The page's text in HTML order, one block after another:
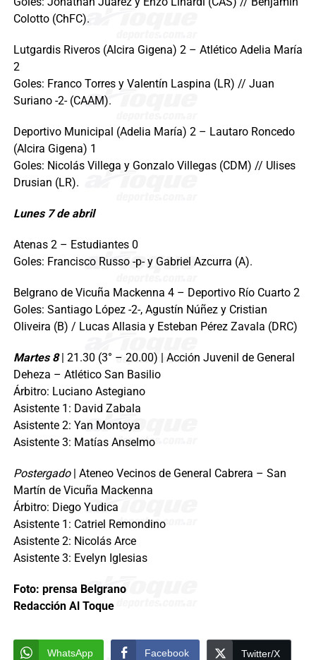
Colotto (ChFC).
Lutgardis Riveros (Alcira Gigena) 2 – Atlético Adelia María
2
Goles: Franco Torres y Valentín Laspina (LR) // Juan
Suriano -2- (CAAM).
Deportivo Municipal (Adelia María) 2 – Lautaro Roncedo
(Alcira Gigena) 1
Goles: Nicolás Villega y Gonzalo Villegas (CDM) // Ulises
Drusian (LR).
Lunes 7 de abril
Atenas 2 – Estudiantes 0
Goles: Francisco Russo -p- y Gabriel Azcurra (A).
Belgrano de Vicuña Mackenna 4 – Deportivo Río Cuarto 2
Goles: Santiago López -2-, Agustín Núñez y Cristian
Oliveira (B) / Lucas Allasia y Esteban Pérez Zavala (DRC)
Martes 8| 21.30 (3° – 20.00) | Acción Juvenil de General
Deheza – Atlético San Basilio
Árbitro: Luciano Astegiano
Asistente 1: David Zabala
Asistente 2: Yan Montoya
Asistente 3: Matías Anselmo
Postergado | Ateneo Vecinos de General Cabrera – San
Martín de Vicuña Mackenna
Árbitro: Diego Yudica
Asistente 1: Catriel Remondino
Asistente 2: Nicolás Arce
Asistente 3: Evelyn Iglesias
Foto: prensa Belgrano
Redacción Al Toque
WhatsApp Facebook Twitter/X